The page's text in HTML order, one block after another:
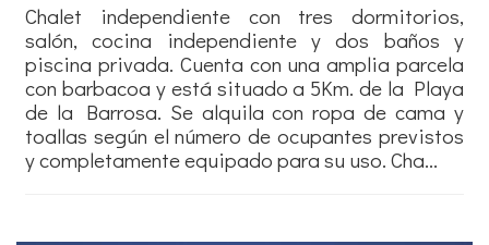
Chalet independiente con tres dormitorios,
salón, cocina independiente y dos baños y
piscina privada. Cuenta con una amplia parcela
con barbacoa y está situado a 5Km. de la Playa
de la Barrosa. Se alquila con ropa de cama y
toallas según el número de ocupantes previstos
y completamente equipado para su uso. Cha...